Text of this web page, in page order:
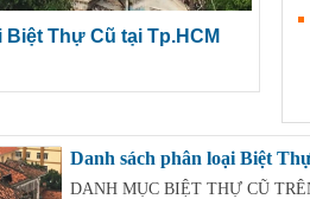
Thự Cũ tại Tp.HCM
Danh sách phân loại Biệt
DANH MỤC BIỆT THỰ CŨ